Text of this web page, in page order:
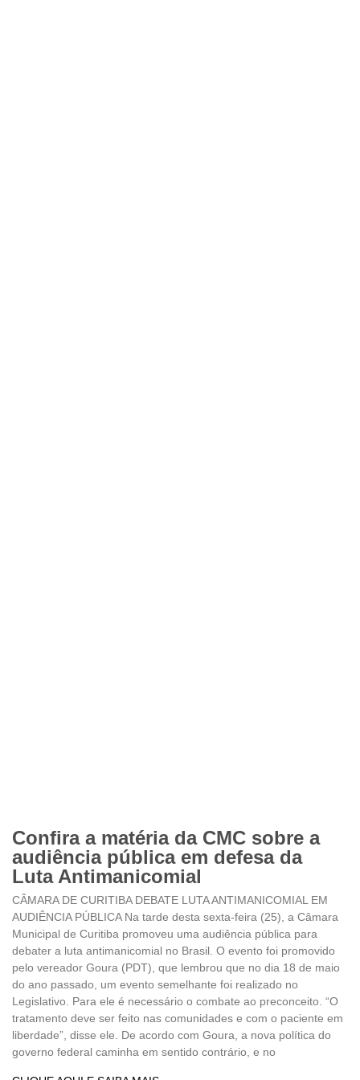
Confira a matéria da CMC sobre a
audiência pública em defesa da
Luta Antimanicomial
CÂMARA DE CURITIBA DEBATE LUTA ANTIMANICOMIAL EM
AUDIÊNCIA PÚBLICA Na tarde desta sexta-feira (25), a Câmara
Municipal de Curitiba promoveu uma audiência pública para
debater a luta antimanicomial no Brasil. O evento foi promovido
pelo vereador Goura (PDT), que lembrou que no dia 18 de maio
do ano passado, um evento semelhante foi realizado no
Legislativo. Para ele é necessário o combate ao preconceito. “O
tratamento deve ser feito nas comunidades e com o paciente em
liberdade”, disse ele. De acordo com Goura, a nova política do
governo federal caminha em sentido contrário, e no